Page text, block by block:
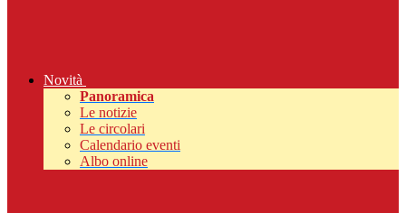
Novità
Panoramica
Le notizie
Le circolari
Calendario eventi
Albo online